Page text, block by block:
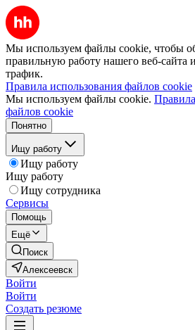
Мы используем файлы cookie, чтобы
правильную работу нашего веб-сайта
трафик.
Правила использования файлов cookie
Мы используем файлы cookie.
файлов cookie
Понятно
Ищу работу
Ищу работу
Ищу работу
Ищу сотрудника
Сервисы
Помощь
Ещё
Поиск
Алексеевск
Войти
Войти
Создать резюме